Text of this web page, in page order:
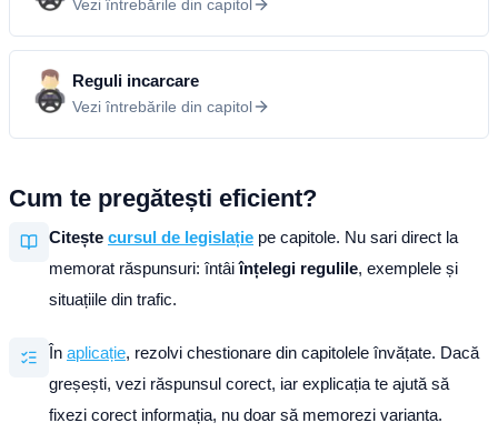
Vezi întrebările din capitol
Reguli incarcare
Vezi întrebările din capitol
Cum te pregătești eficient?
Citește cursul de legislație pe capitole. Nu sari direct la
memorat răspunsuri: întâi înțelegi regulile, exemplele și
situațiile din trafic.
În aplicație, rezolvi chestionare din capitolele învățate. Dacă
greșești, vezi răspunsul corect, iar explicația te ajută să
fixezi corect informația, nu doar să memorezi varianta.